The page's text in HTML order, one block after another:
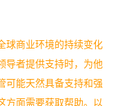
球商业环境的持续变化
导者提供支持时，为他
可能天然具备支持和强
方面需要获取帮助。以